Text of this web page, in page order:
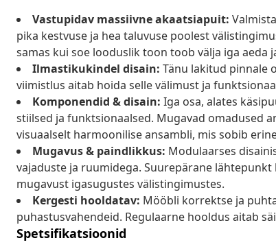
Vastupidav massiivne akaatsiapuit:
pika kestvuse ja hea taluvuse poolest
samas kui soe looduslik toon toob välja iga aeda
Ilmastikukindel disain: Tänu lakitud pinnale
viimistlus aitab hoida selle välimust ja
Komponendid & disain: Iga osa, alates
stiilsed ja funktsionaalsed. Mugavad omadused
visuaalselt harmoonilise ansambli, mis sobib
Mugavus & paindlikkus: Modulaarses
vajaduste ja ruumidega. Suurepärane
mugavust igasugustes välistingimustes.
Kergesti hooldatav: Mööbli korrektse ja
puhastusvahendeid. Regulaarne hooldus aitab
Spetsifikatsioonid